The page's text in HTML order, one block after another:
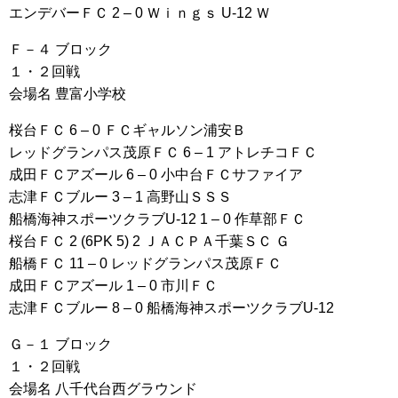
エンデバーＦＣ 2 – 0 Ｗｉｎｇｓ U-12 Ｗ
Ｆ－４ ブロック
１・２回戦
会場名 豊富小学校
桜台ＦＣ 6 – 0 ＦＣギャルソン浦安Ｂ
レッドグランパス茂原ＦＣ 6 – 1 アトレチコＦＣ
成田ＦＣアズール 6 – 0 小中台ＦＣサファイア
志津ＦＣブルー 3 – 1 高野山ＳＳＳ
船橋海神スポーツクラブU-12 1 – 0 作草部ＦＣ
桜台ＦＣ 2 (6PK 5) 2 ＪＡＣＰＡ千葉ＳＣ Ｇ
船橋ＦＣ 11 – 0 レッドグランパス茂原ＦＣ
成田ＦＣアズール 1 – 0 市川ＦＣ
志津ＦＣブルー 8 – 0 船橋海神スポーツクラブU-12
Ｇ－１ ブロック
１・２回戦
会場名 八千代台西グラウンド